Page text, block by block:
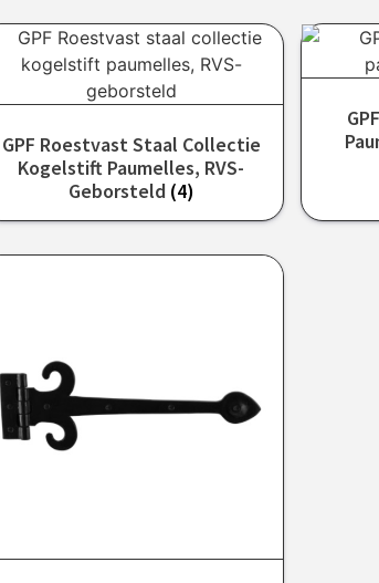
GPF Roestvast Staal Collectie
Kogelstift Paumelles, RVS-
Geborsteld (4)